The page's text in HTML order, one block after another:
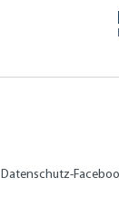
Datenschutz-